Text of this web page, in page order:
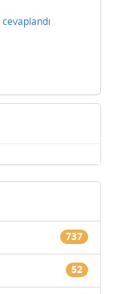
cevaplandı
737
52